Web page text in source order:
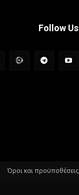
Follow Us
Όροι και προϋποθέσεις